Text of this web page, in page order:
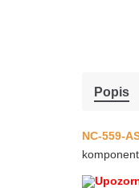
Popis
NC-559-